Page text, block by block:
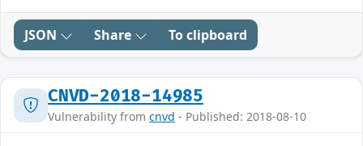
JSON Share To clipboard
CNVD-2018-14985
Vulnerability from cnvd - Published: 2018-08-10